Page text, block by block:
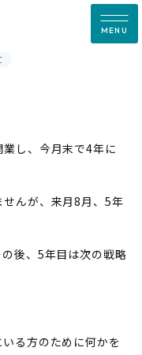
MENU
し、今月末で4年に
んが、来月8月、5年
後、5年目は次の戦略
る方のために何かを